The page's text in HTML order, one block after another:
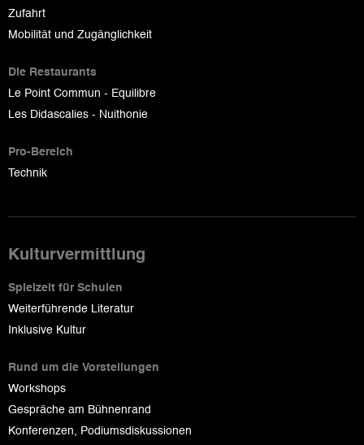
Zufahrt
Mobilität und Zugänglichkeit
Die Restaurants
Le Point Commun - Equilibre
Les Didascalies - Nuithonie
Pro-Bereich
Technik
Kulturvermittlung
Spielzeit für Schulen
Weiterführende Literatur
Inklusive Kultur
Rund um die Vorstellungen
Workshops
Gespräche am Bühnenrand
Konferenzen, Podiumsdiskussionen